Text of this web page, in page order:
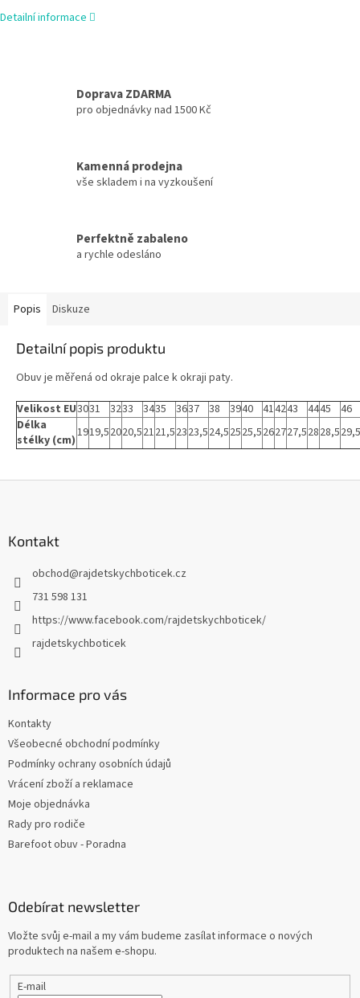
Detailní informace
Doprava ZDARMA
pro objednávky nad 1500 Kč
Kamenná prodejna
vše skladem i na vyzkoušení
Perfektně zabaleno
a rychle odesláno
Popis Diskuze
Detailní popis produktu
Obuv je měřená od okraje palce k okraji paty.
Velikost EU3031 3233 3435 3637 38 3940 414243 4445
46
Délka
stélky (cm)1919,52020,52121,52323,524,52525,5262727,52828,529,5
Kontakt
obchod@rajdetskychboticek.cz
731 598 131
https://www.facebook.com/rajdetskychboticek/
rajdetskychboticek
Informace pro vás
Kontakty
Všeobecné obchodní podmínky
Podmínky ochrany osobních údajů
Vrácení zboží a reklamace
Moje objednávka
Rady pro rodiče
Barefoot obuv - Poradna
Odebírat newsletter
Vložte svůj e-mail a my vám budeme zasílat informace o nových
produktech na našem e-shopu.
E-mail